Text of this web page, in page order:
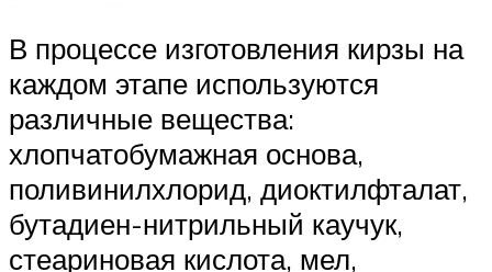
В процессе изготовления кирзы на
каждом этапе используются
различные вещества:
хлопчатобумажная основа,
поливинилхлорид, диоктилфталат,
бутадиен-нитрильный каучук,
стеариновая кислота, мел,